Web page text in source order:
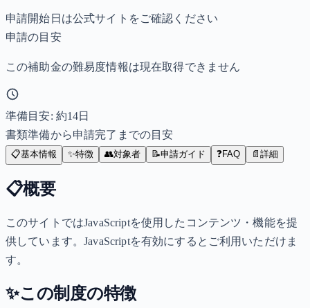
申請開始日は公式サイトをご確認ください
申請の目安
この補助金の難易度情報は現在取得できません
準備目安: 約14日
書類準備から申請完了までの目安
📋基本情報 ✨特徴 👥対象者 📝申請ガイド ❓FAQ 📄 詳細
📋概要
このサイトではJavaScriptを使用したコンテンツ・機能を提
供しています。JavaScriptを有効にするとご利用いただけま
す。
✨この制度の特徴